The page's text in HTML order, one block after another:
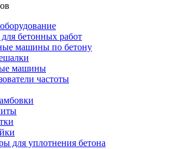
бетонных работ
машины по бетону
машины
частоты
для уплотнения бетона